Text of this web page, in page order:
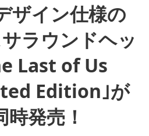
ザイン仕様の
ラウンドヘッ
Last of Us
Edition｣が
発売！